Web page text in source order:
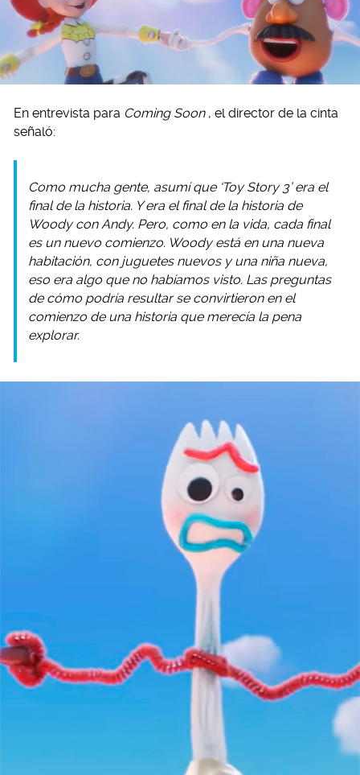
En entrevista para Coming Soon , el director de la cinta
señaló:
Como mucha gente, asumí que ‘Toy Story 3’ era el
final de la historia. Y era el final de la historia de
Woody con Andy. Pero, como en la vida, cada final
es un nuevo comienzo. Woody está en una nueva
habitación, con juguetes nuevos y una niña nueva,
eso era algo que no habíamos visto. Las preguntas
de cómo podría resultar se convirtieron en el
comienzo de una historia que merecía la pena
explorar.